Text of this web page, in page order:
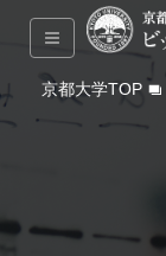
京都大学TOP